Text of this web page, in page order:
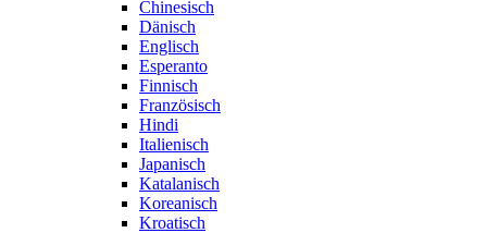
Chinesisch
Dänisch
Englisch
Esperanto
Finnisch
Französisch
Hindi
Italienisch
Japanisch
Katalanisch
Koreanisch
Kroatisch